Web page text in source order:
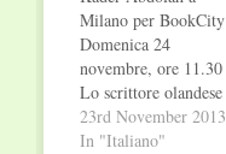
Milano per BookCity
Domenica 24
novembre, ore 11.30
Lo scrittore olandese
di origini iraniane
Kader Abdolah sarà
23rd November 2013
In "Italiano"